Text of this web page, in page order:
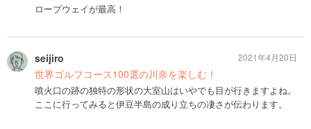
ロープウェイが最高！
seijiro
世界ゴルフコース100選の川奈を楽しむ！
噴火口の跡の独特の形状の大室山はいやでも目が行きますよね。
ここに行ってみると伊豆半島の成り立ちの凄さが伝わります。
2021年4月20日